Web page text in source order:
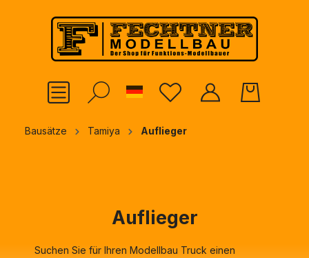
springen
German
Bausätze Tamiya Auflieger
Auflieger
Suchen Sie für Ihren Modellbau Truck einen